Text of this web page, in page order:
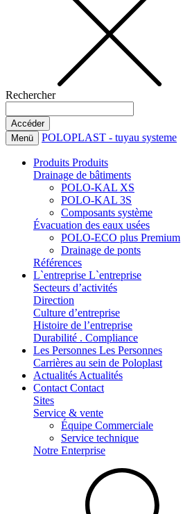
Rechercher
Menü POLOPLAST - tuyau systeme
Produits Produits
Drainage de bâtiments
POLO-KAL XS
POLO-KAL 3S
Composants système
Évacuation des eaux usées
POLO-ECO plus Premium
Drainage de ponts
Références
L`entreprise L`entreprise
Secteurs d’activités
Direction
Culture d’entreprise
Histoire de l’entreprise
Durabilité . Compliance
Les Personnes Les Personnes
Carrières au sein de Poloplast
Actualités Actualités
Contact Contact
Sites
Service & vente
Équipe Commerciale
Service technique
Notre Enterprise